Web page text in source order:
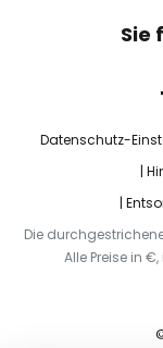
Sie
Datenschutz-
Die
Alle Preise in